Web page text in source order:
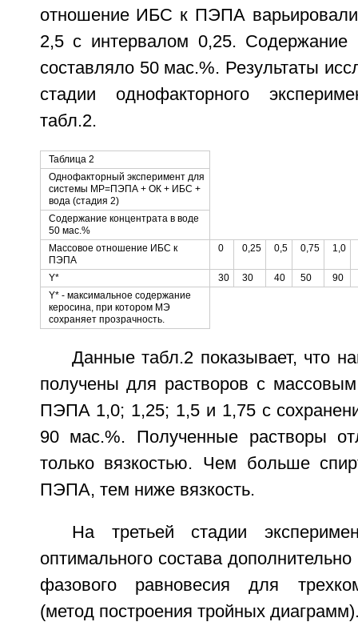
отношение ИБС к ПЭПА
2,5 с интервалом 0,25. Содержание
составляло 50 мас.%. Результаты
стадии однофакторного
табл.2.
Таблица 2
Однофакторный эксперимент для
системы МР=ПЭПА + ОК + ИБС +
вода (стадия 2)
Содержание концентрата в воде
50 мас.%
Массовое отношение ИБС к
ПЭПА
0 0,25 0,5 0,75 1,0
Y* 30 30 40 50
90
Y* - максимальное содержание
керосина, при котором МЭ
сохраняет прозрачность.
Данные табл.2 показывает, что
получены для растворов с
ПЭПА 1,0; 1,25; 1,5 и 1,75 с
90 мас.%. Полученные растворы
только вязкостью. Чем больше
ПЭПА, тем ниже вязкость.
На третьей стадии
оптимального состава
фазового равновесия для
(метод построения тройных